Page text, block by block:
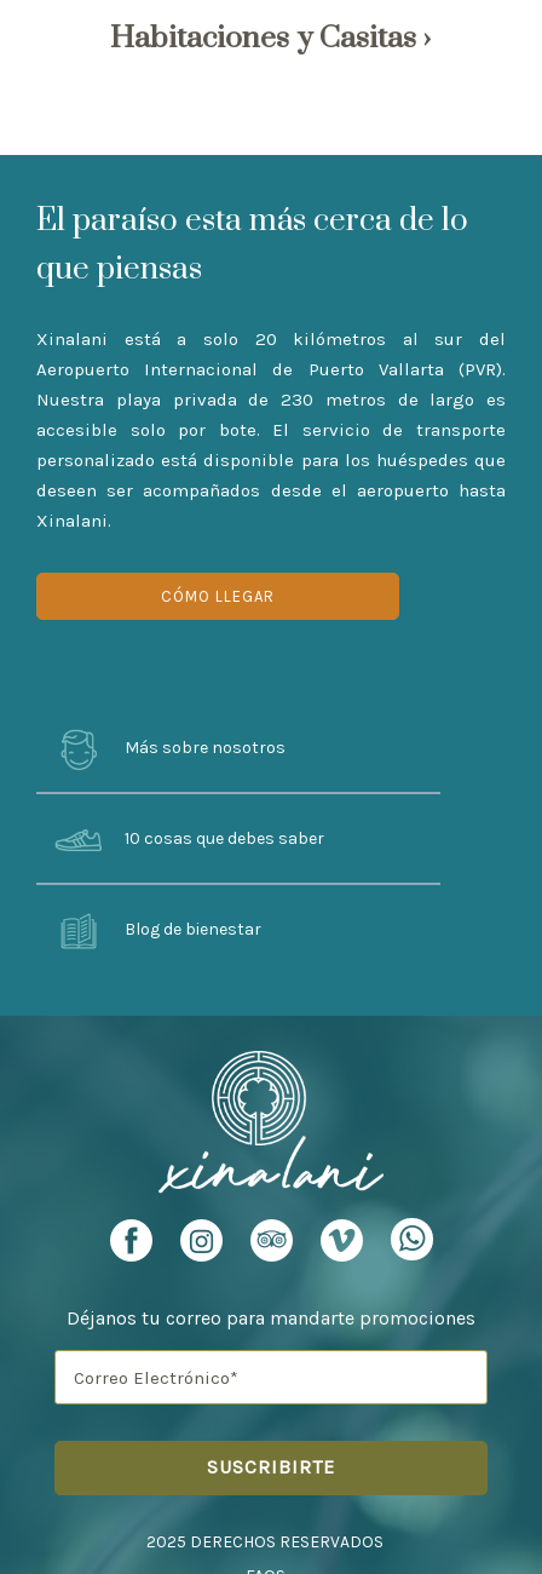
Habitaciones y Casitas
El paraíso esta más cerca de lo
que piensas
Xinalani está a solo 20 kilómetros al sur del
Aeropuerto Internacional de Puerto Vallarta (PVR).
Nuestra playa privada de 230 metros de largo es
accesible solo por bote. El servicio de transporte
personalizado está disponible para los huéspedes que
deseen ser acompañados desde el aeropuerto hasta
Xinalani.
CÓMO LLEGAR
Más sobre nosotros
10 cosas que debes saber
Blog de bienestar
Déjanos tu correo para mandarte promociones
2025 DERECHOS RESERVADOS